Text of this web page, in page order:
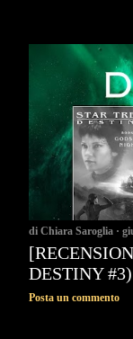
di Chiara Saroglia
DESTINY
Posta un commento